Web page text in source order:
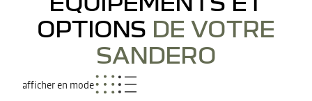
OPTIONS DE VOTRE
SANDERO
afficher en mode